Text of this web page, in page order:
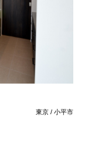
東京 / 小平市